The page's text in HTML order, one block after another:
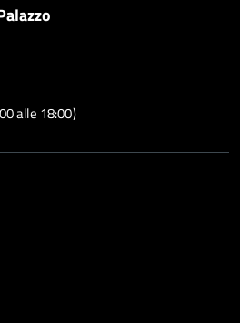
alle 18:00)